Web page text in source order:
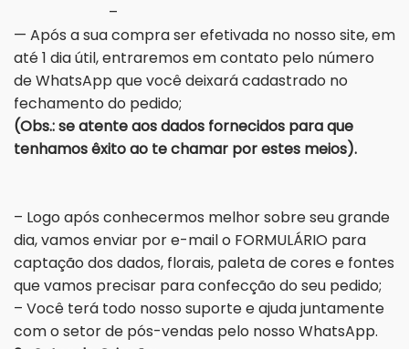
–
— Após a sua compra ser efetivada no nosso site, em
até 1 dia útil, entraremos em contato pelo número
de WhatsApp que você deixará cadastrado no
fechamento do pedido;
(Obs.: se atente aos dados fornecidos para que
tenhamos êxito ao te chamar por estes meios).
– Logo após conhecermos melhor sobre seu grande
dia, vamos enviar por e-mail o FORMULÁRIO para
captação dos dados, florais, paleta de cores e fontes
que vamos precisar para confecção do seu pedido;
– Você terá todo nosso suporte e ajuda juntamente
com o setor de pós-vendas pelo nosso WhatsApp.